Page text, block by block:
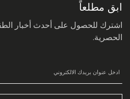
ابق مطلعاً
اشترك للحصول على أحدث أخبار
الحصرية.